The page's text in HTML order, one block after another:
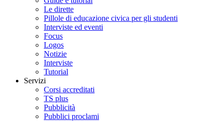
Le dirette
Pillole di educazione civica per gli studenti
Interviste ed eventi
Focus
Logos
Notizie
Interviste
Tutorial
Servizi
Corsi accreditati
TS plus
Pubblicità
Pubblici proclami